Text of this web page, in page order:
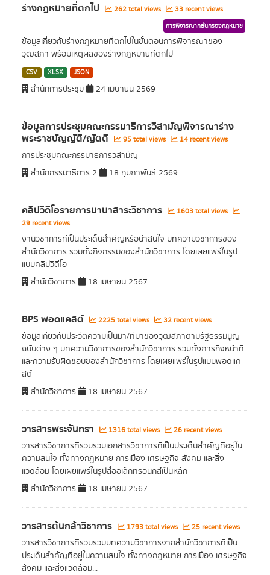
ร่างกฏหมายที่ตกไป 262 total views 33 recent views
การพิจารณากลั่นกรองกฎหมาย
ข้อมูลเกี่ยวกับร่างกฎหมายที่ตกไปในขั้นตอนการพิจารณาของ
วุฒิสภา พร้อมเหตุผลของร่างกฏหมายที่ตกไป
CSV XLSX JSON
สำนักการประชุม 24 เมษายน 2569
ข้อมูลการประชุมคณะกรรมาธิการวิสามัญพิจารณาร่าง
พระราชบัญญัติ/ญัตติ 95 total views 14 recent views
การประชุมคณะกรรมาธิการวิสามัญ
สำนักกรรมาธิการ 2
18 กุมภาพันธ์ 2569
คลิปวิดีโอรายการนานาสาระวิชาการ
1603 total views
29 recent views
งานวิชาการที่เป็นประเด็นสำคัญหรือน่าสนใจ บทความวิชาการของ
สำนักวิชาการ รวมทั้งกิจกรรมของสำนักวิชาการ โดยเผยแพร่ในรูป
แบบคลิปวิดีโอ
สำนักวิชาการ
18 เมษายน 2567
BPS พอดแคสต์ 2225 total views 32 recent views
ข้อมูลเกี่ยวกับประวัติความเป็นมา/ที่มาของวุฒิสภาตามรัฐธรรมนูญ
ฉบับต่าง ๆ บทความวิชาการของสำนักวิชาการ รวมทั้งภารกิจหน้าที่
และความรับผิดชอบของสำนักวิชาการ โดยเผยแพร่ในรูปแบบพอดแค
สต์
สำนักวิชาการ
18 เมษายน 2567
วารสารพระจันทรา 1316 total views 26 recent views
วารสารวิชาการที่รวบรวมเอกสารวิชาการที่เป็นประเด็นสำคัญที่อยู่ใน
ความสนใจ ทั้งทางกฎหมาย การเมือง เศรษฐกิจ สังคม และสิ่ง
แวดล้อม โดยเผยแพร่ในรูปสื่ออิเล็กทรอนิกส์เป็นหลัก
สำนักวิชาการ
18 เมษายน 2567
วารสารต้นกล้าวิชาการ 1793 total views 25 recent views
วารสารวิชาการที่รวบรวมบทความวิชาการจากสำนักวิชาการที่เป็น
ประเด็นสำคัญที่อยู่ในความสนใจ ทั้งทางกฎหมาย การเมือง เศรษฐกิจ
สังคม และสิ่งแวดล้อม...